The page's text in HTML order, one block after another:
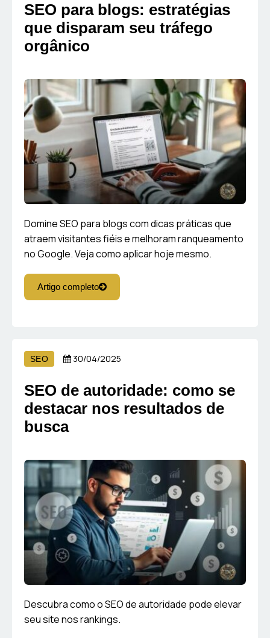
SEO para blogs: estratégias
que disparam seu tráfego
orgânico
Domine SEO para blogs com dicas práticas que
atraem visitantes fiéis e melhoram ranqueamento
no Google. Veja como aplicar hoje mesmo.
Artigo completo
SEO 30/04/2025
SEO de autoridade: como se
destacar nos resultados de
busca
Descubra como o SEO de autoridade pode elevar
seu site nos rankings.